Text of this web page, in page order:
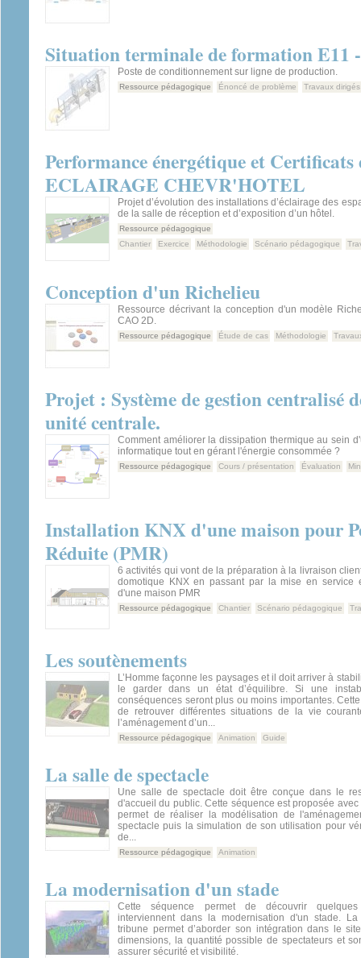
Situation terminale de formation E11
Poste de conditionnement sur ligne de production.
Ressource pédagogique Énoncé de problème Travaux dirigés
Performance énergétique et Certificats
ECLAIRAGE CHEVR'HOTEL
Projet d’évolution des installations d’éclairage des
de la salle de réception et d’exposition d’un hôtel.
Ressource pédagogique
Chantier
Exercice Méthodologie Scénario pédagogique
Conception d'un Richelieu
Ressource décrivant la conception d'un modèle
CAO 2D.
Ressource pédagogique Étude de cas Méthodologie
Projet : Système de gestion centralisé
unité centrale.
Comment améliorer la dissipation thermique au sein
informatique tout en gérant l'énergie consommée ?
Ressource pédagogique Cours / présentation Évaluation
Installation KNX d'une maison pour
Réduite (PMR)
6 activités qui vont de la préparation à la livraison
domotique KNX en passant par la mise en service
d'une maison PMR
Ressource pédagogique Chantier Scénario pédagogique
Les soutènements
L’Homme façonne les paysages et il doit arriver à
le garder dans un état d’équilibre. Si une
conséquences seront plus ou moins importantes.
de retrouver différentes situations de la vie
l’aménagement d’un...
Ressource pédagogique Animation Guide
La salle de spectacle
Une salle de spectacle doit être conçue dans le
d'accueil du public. Cette séquence est proposée
permet de réaliser la modélisation de
spectacle puis la simulation de son utilisation pour
de...
Ressource pédagogique Animation
La modernisation d'un stade
Cette séquence permet de découvrir
interviennent dans la modernisation d'un stade. La
tribune permet d’aborder son intégration dans le
dimensions, la quantité possible de spectateurs et
assurer sécurité et visibilité.